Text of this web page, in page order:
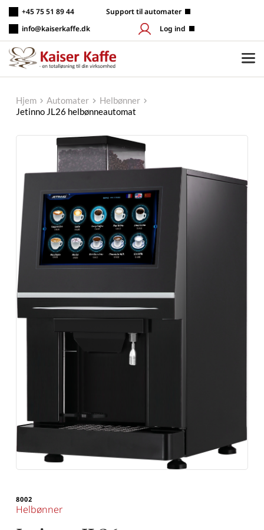
indhold
+45 75 51 89 44
info@kaiserkaffe.dk
Support til automater
Log ind
Hjem Automater
Helbønner
Jetinno JL26 helbønneautomat
8002
Helbønner